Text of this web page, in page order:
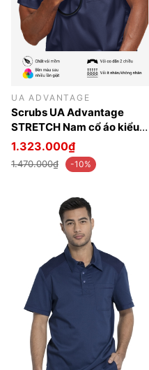
UA ADVANTAGE
Scrubs UA Advantage
STRETCH Nam cổ áo kiểu
Henley Nhập 100% từ Mỹ
1.323.000₫
1.470.000₫ -10%